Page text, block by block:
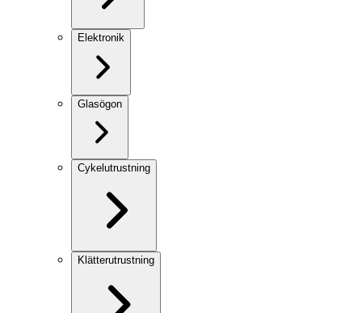
Elektronik
Glasögon
Cykelutrustning
Klätterutrustning